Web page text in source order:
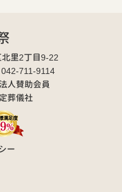
里2丁目9-22
711-9114
人賛助会員
葬儀社
ー